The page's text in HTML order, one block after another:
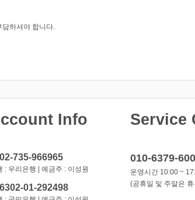
하셔야 합니다.
Info
735-966965
: 우리은행 | 예금주 : 이성원
01-292498
Service
010-6379-
운영시간 10:00 ~
(공휴일 및 주말은